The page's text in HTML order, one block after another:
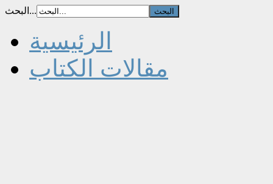
البحث...
الرئيسية
مقالات الكتاب